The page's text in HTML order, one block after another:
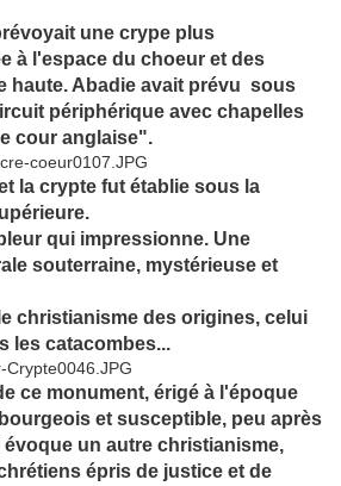
une crype plus
à l'espace du choeur et des
haute. Abadie avait prévu sous
périphérique avec chapelles
cour anglaise".
la crypte fut établie sous la
qui impressionne. Une
souterraine, mystérieuse et
christianisme des origines, celui
les catacombes...
ce monument, érigé à l'époque
et susceptible, peu après
évoque un autre christianisme,
épris de justice et de